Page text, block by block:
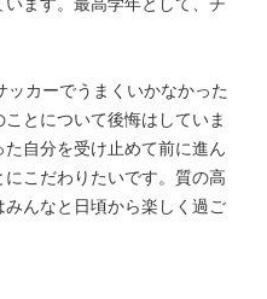
カーでうまくいかなかった
とについて後悔はしていま
自分を受け止めて前に進ん
こだわりたいです。質の高
んなと日頃から楽しく過ご